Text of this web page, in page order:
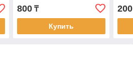
800₸
Купить
200